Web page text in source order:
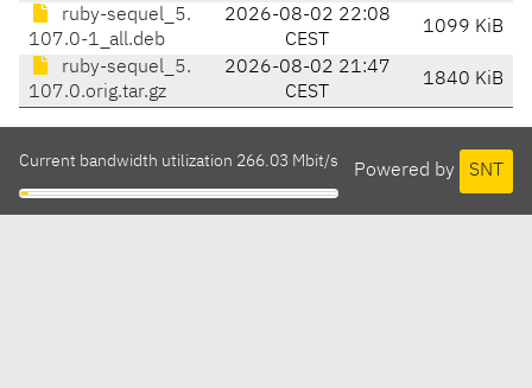
ruby-sequel_5.
107.0-1_all.deb
2026-08-02 22:08
CEST
1099 KiB
ruby-sequel_5.
107.0.orig.tar.gz
2026-08-02 21:47
CEST
1840 KiB
Powered by SNT
Current bandwidth utilization 266.03 Mbit/s